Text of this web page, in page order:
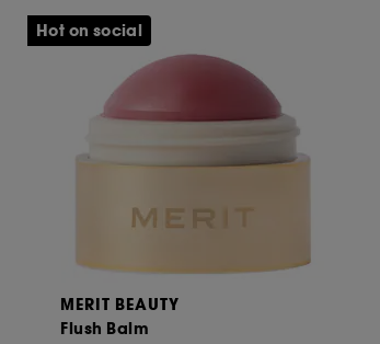
MERIT BEAUTY
Flush Balm
Hot on social